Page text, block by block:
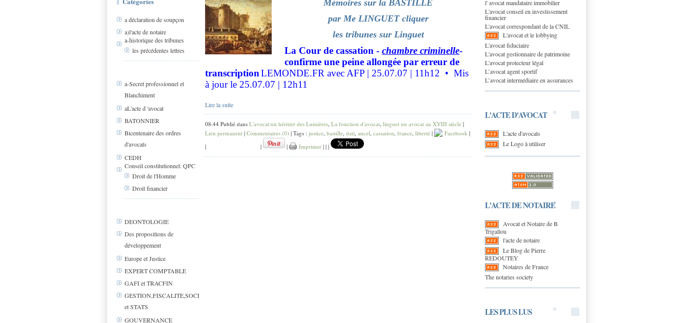
a déclaration de soupçon
a)l'acte de notaire
a-historique des tribunes
les précédentes lettres
a-Secret professionnel et
Blanchiment
aL'acte d 'avocat
BATONNIER
Bicentenaire des ordres
d'avocats
CEDH
Conseil constitutionnel: QPC
Droit de l'Homme
Droit financier
DEONTOLOGIE
Des propositions de
développement
Europe et Justice
EXPERT COMPTABLE
GAFI et TRACFIN
GESTION,FISCALITE,SOCIAL
et STATS
GOUVERNANCE
l' avocat mandataire immobilier
L'avocat conseil en investissement
financier
L'avocat correspondant de la CNIL
L'avocat et le lobbying
L'avocat fiduciaire
L'avocat gestionnaire de patrimoine
L'avocat protecteur légal
L’avocat agent sportif
L’avocat intermédiaire en assurances
L'ACTE D'AVOCAT
L'acte d'avocats
Le Logo à utiliser
L'ACTE DE NOTAIRE
Avocat et Notaire de B
Trigallou
l'acte de notaire
Le Blog de Pierre
REDOUTEY
Notaires de France
The notaries society
LES PLUS LUS
Mémoires sur la BASTILLE
par Me LINGUET cliquer
les tribunes sur Linguet
La Cour de cassation - chambre criminelle-
confirme une peine allongée par erreur de
transcriptionLEMONDE.FR avec AFP | 25.07.07 | 11h12 • Mis
à jour le 25.07.07 | 12h11
Lire la suite
08:44 Publié dans L'avocat:un héritier des Lumières, La fonction d'avocat, linguet un avocat au XVIII siècle |
Lien permanent | Commentaires (0) | Tags : justice, bastille, dati, ancel, cassation, france, liberté | Facebook |
|
| | Imprimer | | |